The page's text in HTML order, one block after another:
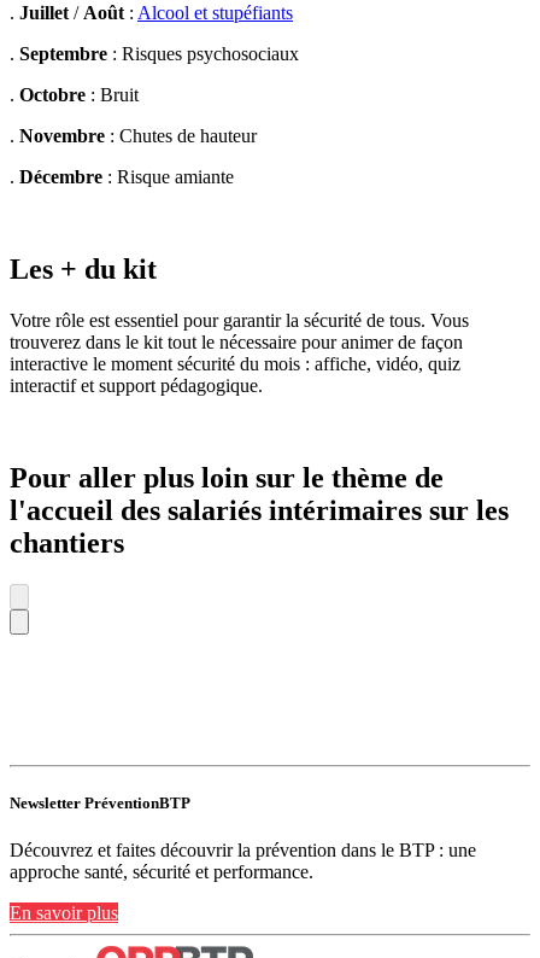
. Juillet / Août : Alcool et stupéfiants
. Septembre : Risques psychosociaux
. Octobre : Bruit
. Novembre : Chutes de hauteur
. Décembre : Risque amiante
Les + du kit
Votre rôle est essentiel pour garantir la sécurité de tous. Vous
trouverez dans le kit tout le nécessaire pour animer de façon
interactive le moment sécurité du mois : affiche, vidéo, quiz
interactif et support pédagogique.
Pour aller plus loin sur le thème de
l'accueil des salariés intérimaires sur les
chantiers
Newsletter PréventionBTP
Découvrez et faites découvrir la prévention dans le BTP : une
approche santé, sécurité et performance.
En savoir plus